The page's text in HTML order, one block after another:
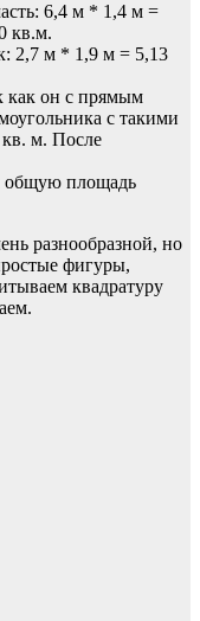
6,4 м * 1,4 м =
кв.м.
2,7 м * 1,9 м = 5,13
как он с прямым
с такими
м. После
общую площадь
разнообразной, но
фигуры,
квадратуру